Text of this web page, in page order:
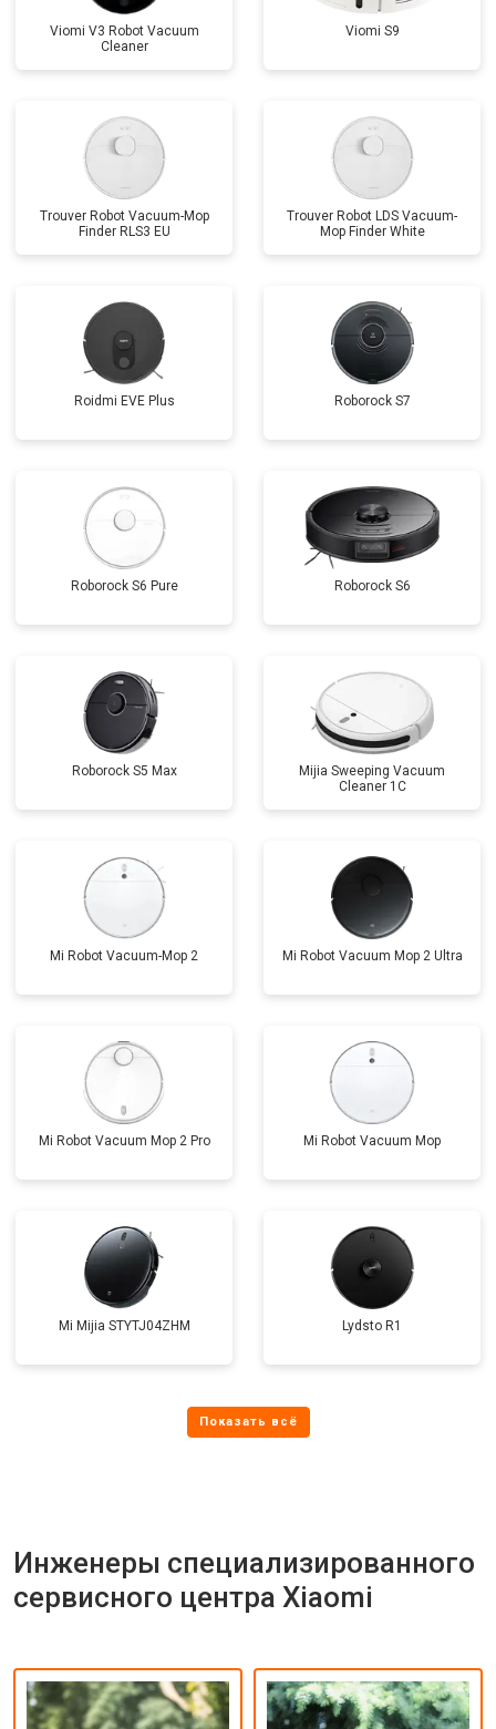
Viomi V3 Robot Vacuum
Cleaner
Viomi S9
Trouver Robot Vacuum-Mop
Finder RLS3 EU
Trouver Robot LDS Vacuum-
Mop Finder White
Roidmi EVE Plus Roborock S7
Roborock S6 Pure Roborock S6
Roborock S5 Max
Mijia Sweeping Vacuum
Cleaner 1C
Mi Robot Vacuum-Mop 2 Mi Robot Vacuum Mop 2 Ultra
Mi Robot Vacuum Mop 2 Pro Mi Robot Vacuum Mop
Mi Mijia STYTJ04ZHM Lydsto R1
Инженеры специализированного
сервисного центра Xiaomi